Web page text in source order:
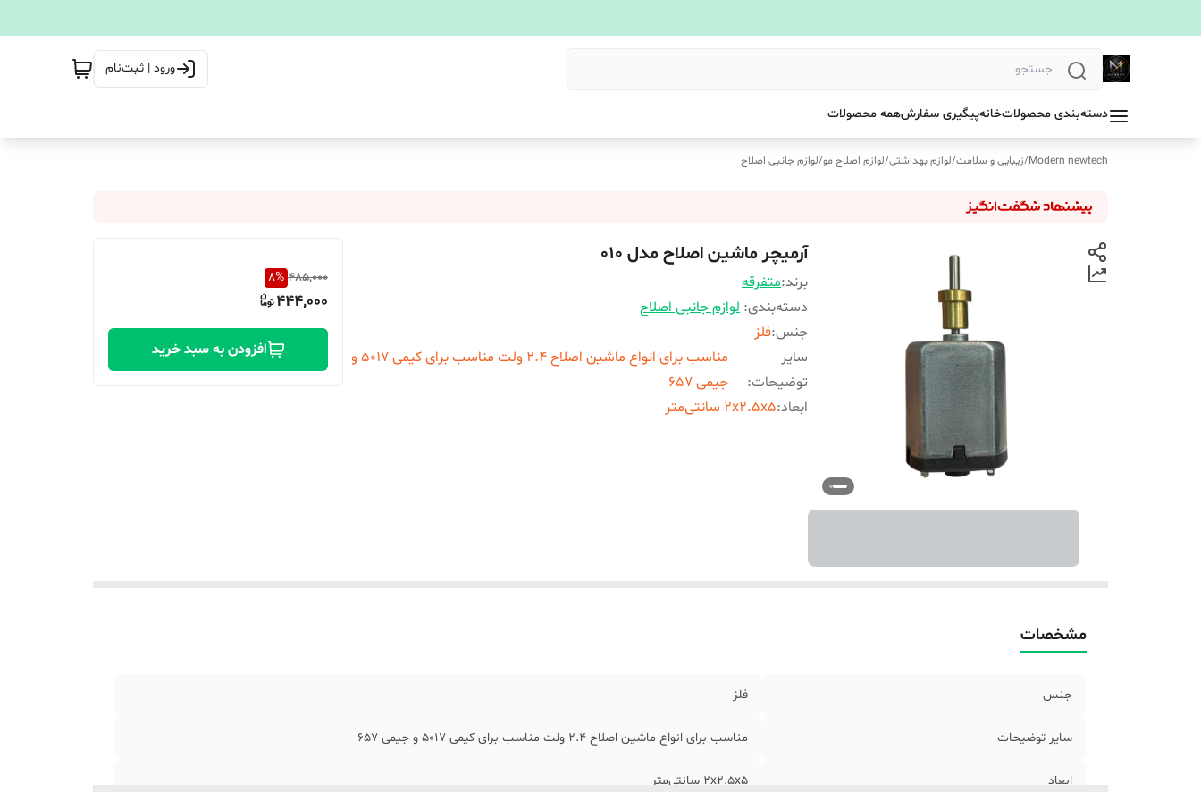
ورود | ثبت‌نام
دسته‌بندی محصولاتخانهپیگیری سفارشهمه محصولات
Modern newtech
/زیبایی و سلامت/لوازم بهداشتی/لوازم اصلاح مو/لوازم جانبی اصلاح
آرمیچر ماشین اصلاح مدل 010
برند:متفرقه
دسته‌بندی: لوازم جانبی اصلاح
جنس:فلز
سایر
توضیحات:
مناسب برای انواع ماشین اصلاح 2.4 ولت مناسب برای کیمی 5017 و
جیمی 657
ابعاد:2x2.5x5 سانتی‌متر
485,000
8%
444,000
افزودن به سبد خرید
مشخصات
جنس فلز
سایر توضیحات مناسب برای انواع ماشین اصلاح 2.4 ولت مناسب برای کیمی 5017 و جیمی 657
ابعاد 2x2.5x5 سانتی‌متر